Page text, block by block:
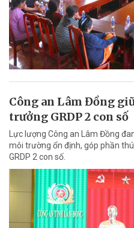
Công an Lâm Đồng
trưởng GRDP 2 con số
Lực lượng Công an Lâm Đồng
môi trường ổn định, góp phần
GRDP 2 con số.